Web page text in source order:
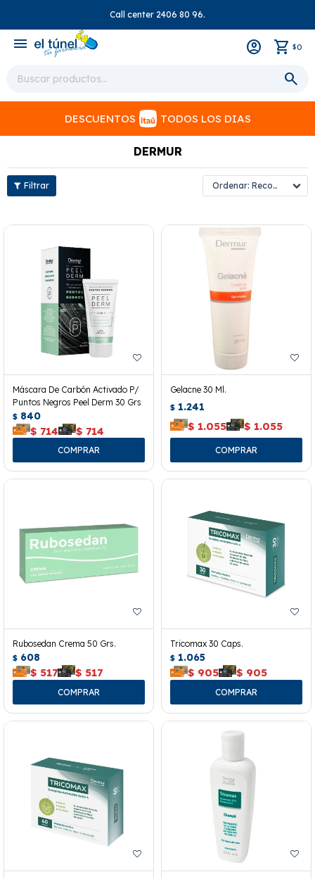
Call center 2406 80 96.
menu $0
DESCUENTOS TODOS LOS DIAS
DERMUR
Recomendados
Máscara De Carbón Activado P/
Puntos Negros Peel Derm 30 Grs
$ 840
$ 714 $ 714
Gelacne 30 Ml.
$ 1.241
$ 1.055 $ 1.055
Rubosedan Crema 50 Grs.
$ 608
$ 517 $ 517
Tricomax 30 Caps.
$ 1.065
$ 905 $ 905
close